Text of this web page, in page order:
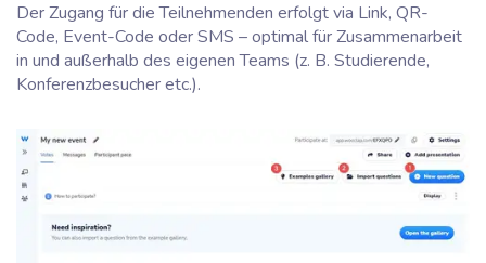
Der Zugang für die Teilnehmenden erfolgt via Link, QR-
Code, Event-Code oder SMS – optimal für Zusammenarbeit
in und außerhalb des eigenen Teams (z. B. Studierende,
Konferenzbesucher etc.).